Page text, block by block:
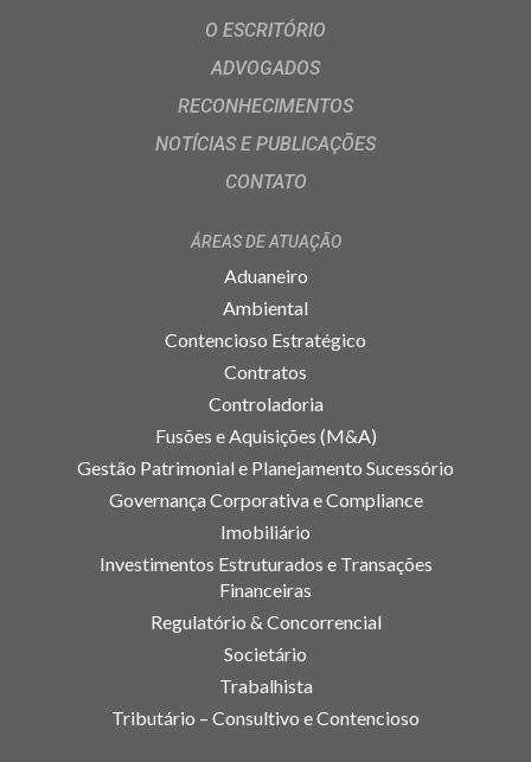
O ESCRITÓRIO
ADVOGADOS
RECONHECIMENTOS
NOTÍCIAS E PUBLICAÇÕES
CONTATO
ÁREAS DE ATUAÇÃO
Aduaneiro
Ambiental
Contencioso Estratégico
Contratos
Controladoria
Fusões e Aquisições (M&A)
Gestão Patrimonial e Planejamento Sucessório
Governança Corporativa e Compliance
Imobiliário
Investimentos Estruturados e Transações
Financeiras
Regulatório & Concorrencial
Societário
Trabalhista
Tributário – Consultivo e Contencioso